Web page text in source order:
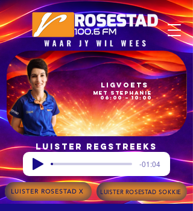
06:00 – 10:00
met Stephanie
Ligvoets
Luister regstreeks
-01:04
LUISTER ROSESTAD X LUISTER ROSESTAD SOKKIE